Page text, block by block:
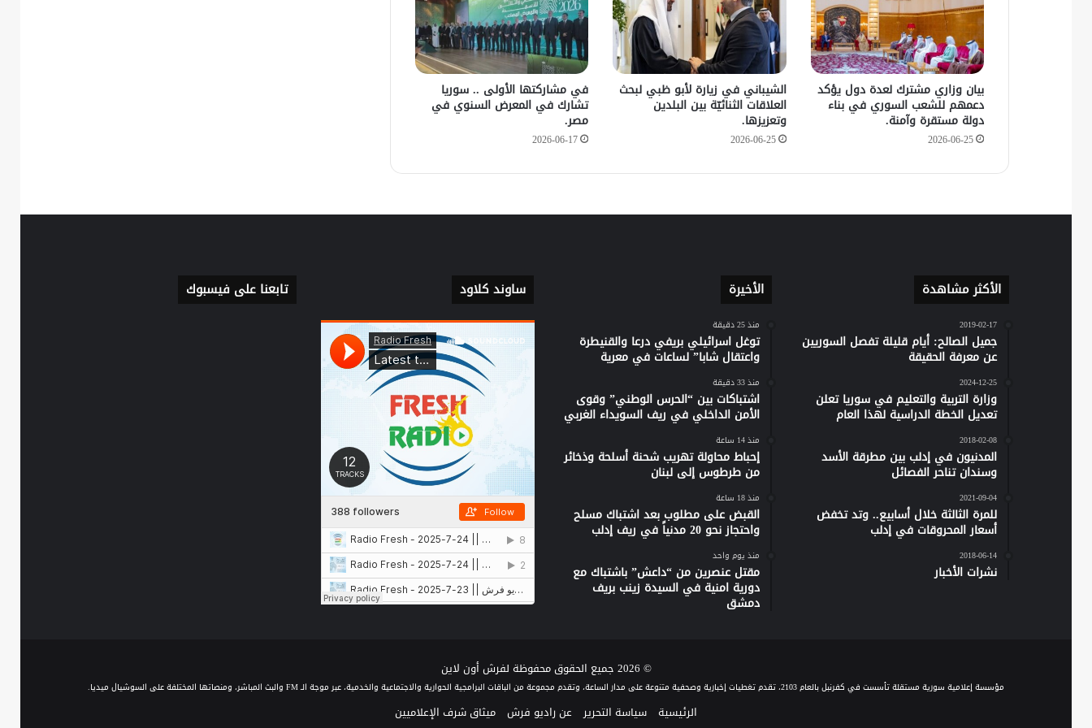
يكشف سبب انفجار مركبة على طريق
دمشق
في زيارته الأولى .. الرئيس الفرنسي
يصل إلى سوريا. بيان وزاري مشترك لعدة دول يؤكد
دعمهم للشعب السوري في بناء
دولة مستقرة وآمنة.
2026-06-25
الشيباني في زيارة لأبو ظبي لبحث
العلاقات الثنائيّة بين البلدين
وتعزيزها.
2026-06-25
في مشاركتها الأولى .. سوريا
تشارك في المعرض السنوي في
مصر.
2026-06-17
الأكثر مشاهدة
2019-02-17
جميل الصالح: أيام قليلة تفصل السوريين
عن معرفة الحقيقة
2024-12-25
وزارة التربية والتعليم في سوريا تعلن
تعديل الخطة الدراسية لهذا العام
2018-02-08
المدنيون في إدلب بين مطرقة الأسد
وسندان تناحر الفصائل
2021-09-04
للمرة الثالثة خلال أسابيع.. وتد تخفض
أسعار المحروقات في إدلب
2018-06-14
نشرات الأخبار
الأخيرة
منذ 25 دقيقة
توغل اسرائيلي بريفي درعا والقنيطرة
واعتقال شابا” لساعات في معرية
منذ 33 دقيقة
اشتباكات بين “الحرس الوطني” وقوى
الأمن الداخلي في ريف السويداء الغربي
منذ 14 ساعة
إحباط محاولة تهريب شحنة أسلحة وذخائر
من طرطوس إلى لبنان
منذ 18 ساعة
القبض على مطلوب بعد اشتباك مسلح
واحتجاز نحو 20 مدنياً في ريف إدلب
منذ يوم واحد
مقتل عنصرين من “داعش” باشتباك مع
دورية امنية في السيدة زينب بريف
دمشق
ساوند كلاود تابعنا على فيسبوك
© 2026 جميع الحقوق محفوظة لفرش أون لاين
مؤسسة إعلامية سورية مستقلة تأسست في كفرنبل بالعام 2103، تقدم تغطيات إخبارية وصحفية متنوعة على مدار الساعة، وتقدم مجموعة من الباقات البرامجية الحوارية والاجتماعية والخدمية، عبر موجة الـ FM والبث المباشر، ومنصاتها المختلفة على السوشيال ميديا.
الرئيسية سياسة التحرير عن راديو فرش ميثاق شرف الإعلاميين